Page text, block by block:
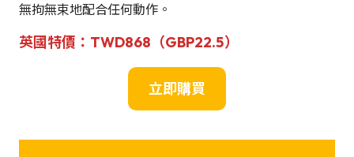
無拘無束地配合任何動作。
英國特價 ： TWD868（GBP22.5）
立即購買